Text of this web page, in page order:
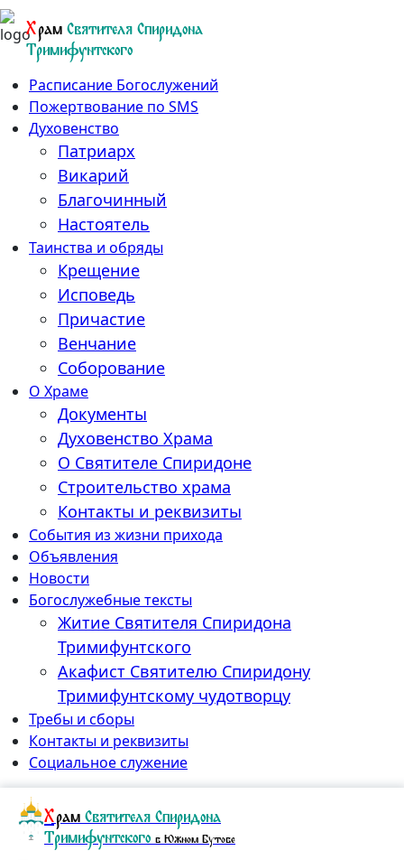
Перейти
к
содержанию
Храм Святителя Спиридона
Тримифунтского
Расписание Богослужений
Пожертвование по SMS
Духовенство
Патриарх
Викарий
Благочинный
Настоятель
Таинства и обряды
Крещение
Исповедь
Причастие
Венчание
Соборование
О Храме
Документы
Духовенство Храма
О Святителе Спиридоне
Строительство храма
Контакты и реквизиты
События из жизни прихода
Объявления
Новости
Богослужебные тексты
Житие Cвятителя Спиридона
Тримифунтского
Акафист Cвятителю Спиридону
Тримифунтскому чудотворцу
Требы и сборы
Контакты и реквизиты
Социальное служение
Храм Святителя Спиридона
Тримифунтского в Южном Бутове